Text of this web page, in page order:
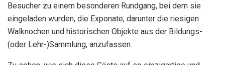
Besucher zu einem besonderen Rundgang, bei dem sie
eingeladen wurden, die Exponate, darunter die riesigen
Walknochen und historischen Objekte aus der Bildungs-
(oder Lehr-)Sammlung, anzufassen.